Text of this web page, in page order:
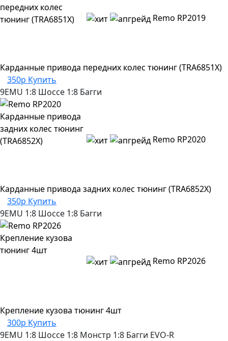
Remo RP2019
Карданные привода передних колес тюнинг (TRA6851X)
350р Купить
9EMU 1:8 Шоссе 1:8 Багги
Remo RP2020
Карданные привода задних колес тюнинг (TRA6852X)
350р Купить
9EMU 1:8 Шоссе 1:8 Багги
Remo RP2026
Крепление кузова тюнинг 4шт
300р Купить
9EMU 1:8 Шоссе 1:8 Монстр 1:8 Багги EVO-R